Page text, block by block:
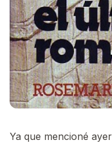
Ya que mencioné